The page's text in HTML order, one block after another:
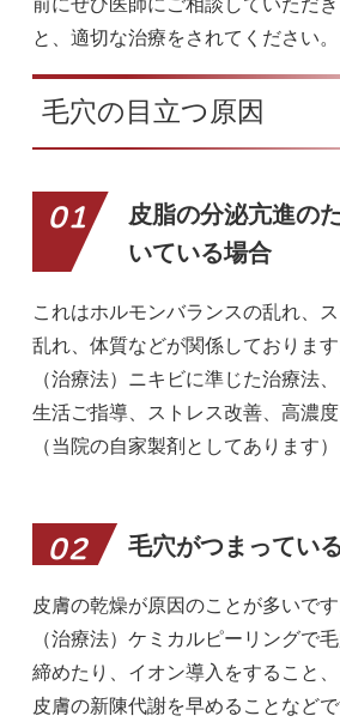
前にぜひ医師にご相談していただ
と、適切な治療をされてください。
毛穴の目立つ原因
01
皮脂の分泌亢進の
いている場合
これはホルモンバランスの乱れ、
乱れ、体質などが関係しております
（治療法）ニキビに準じた治療法
生活ご指導、ストレス改善、高濃
（当院の自家製剤としてあります
02 毛穴がつまってい
皮膚の乾燥が原因のことが多いです
（治療法）ケミカルピーリングで
締めたり、イオン導入をすること
皮膚の新陳代謝を早めることなど